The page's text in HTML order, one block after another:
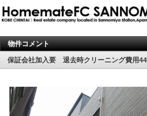
物件コメント
保証会社加入要 退去時クリーニング費用